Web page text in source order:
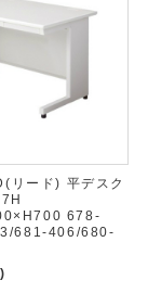
リード) 平デスク
678-
681-406/680-